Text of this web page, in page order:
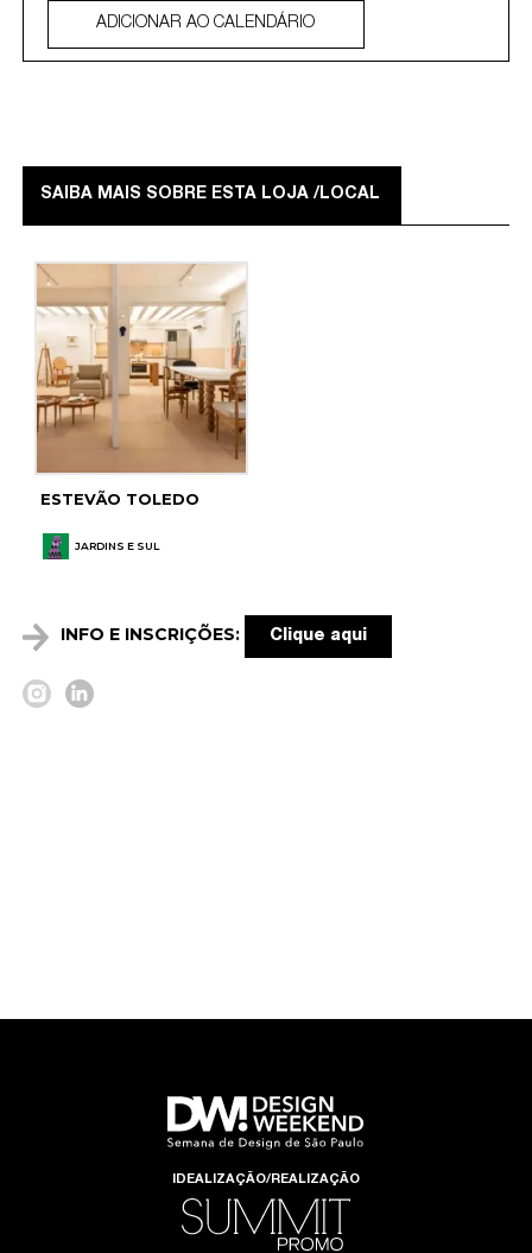
ADICIONAR AO CALENDÁRIO
SAIBA MAIS SOBRE ESTA LOJA /LOCAL
ESTEVÃO TOLEDO
JARDINS E SUL
INFO E INSCRIÇÕES: Clique aqui
IDEALIZAÇÃO/REALIZAÇÃO